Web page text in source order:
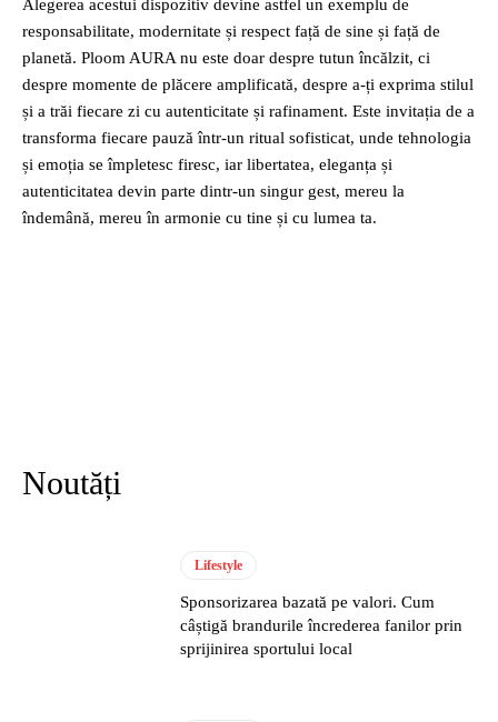
Alegerea acestui dispozitiv devine astfel un exemplu de
responsabilitate, modernitate și respect față de sine și față de
planetă. Ploom AURA nu este doar despre tutun încălzit, ci
despre momente de plăcere amplificată, despre a-ți exprima stilul
și a trăi fiecare zi cu autenticitate și rafinament. Este invitația de a
transforma fiecare pauză într-un ritual sofisticat, unde tehnologia
și emoția se împletesc firesc, iar libertatea, eleganța și
autenticitatea devin parte dintr-un singur gest, mereu la
îndemână, mereu în armonie cu tine și cu lumea ta.
Noutăți
Lifestyle
Sponsorizarea bazată pe valori. Cum
câștigă brandurile încrederea fanilor prin
sprijinirea sportului local